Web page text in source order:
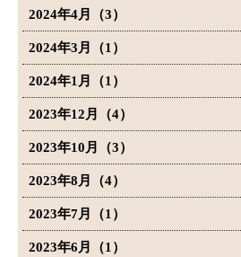
2024年4月（3）
2024年3月（1）
2024年1月（1）
2023年12月（4）
2023年10月（3）
2023年8月（4）
2023年7月（1）
2023年6月（1）